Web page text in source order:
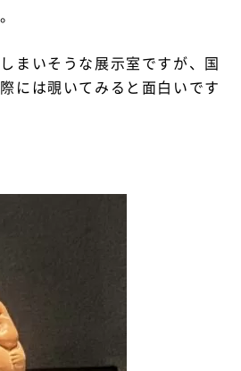
まいそうな展示室ですが、国
には覗いてみると面白いです